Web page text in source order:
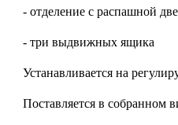
- отделение с распашной
- три выдвижных ящика
Устанавливается на
Поставляется в собранном